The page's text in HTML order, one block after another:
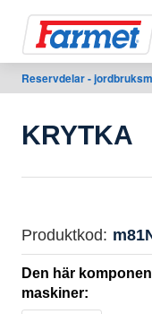
shop
Mina
maskiner
För
Reservdelar -
KRYTKA
Produktkod:
Den här
maskiner: